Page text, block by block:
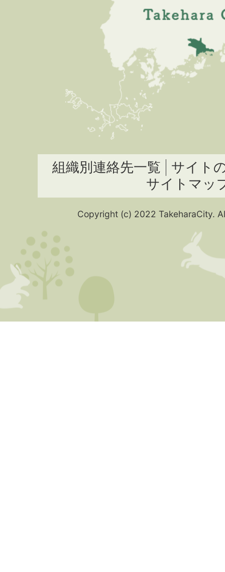
組織別連絡先一覧
サイト
サイトマッ
Copyright (c) 2022 TakeharaCity.